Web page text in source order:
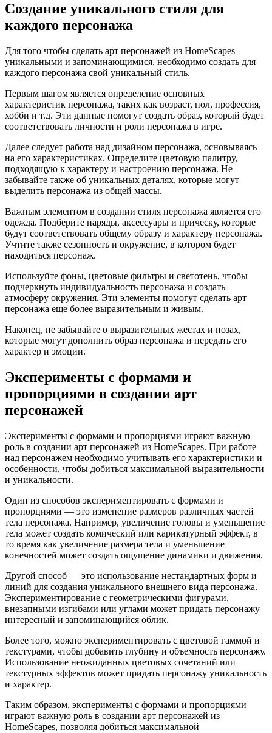
Создание уникального стиля для
каждого персонажа
Для того чтобы сделать арт персонажей из HomeScapes
уникальными и запоминающимися, необходимо создать для
каждого персонажа свой уникальный стиль.
Первым шагом является определение основных
характеристик персонажа, таких как возраст, пол, профессия,
хобби и т.д. Эти данные помогут создать образ, который будет
соответствовать личности и роли персонажа в игре.
Далее следует работа над дизайном персонажа, основываясь
на его характеристиках. Определите цветовую палитру,
подходящую к характеру и настроению персонажа. Не
забывайте также об уникальных деталях, которые могут
выделить персонажа из общей массы.
Важным элементом в создании стиля персонажа является его
одежда. Подберите наряды, аксессуары и прическу, которые
будут соответствовать общему образу и характеру персонажа.
Учтите также сезонность и окружение, в котором будет
находиться персонаж.
Используйте фоны, цветовые фильтры и светотень, чтобы
подчеркнуть индивидуальность персонажа и создать
атмосферу окружения. Эти элементы помогут сделать арт
персонажа еще более выразительным и живым.
Наконец, не забывайте о выразительных жестах и позах,
которые могут дополнить образ персонажа и передать его
характер и эмоции.
Эксперименты с формами и
пропорциями в создании арт
персонажей
Эксперименты с формами и пропорциями играют важную
роль в создании арт персонажей из HomeScapes. При работе
над персонажем необходимо учитывать его характеристики и
особенности, чтобы добиться максимальной выразительности
и уникальности.
Один из способов экспериментировать с формами и
пропорциями — это изменение размеров различных частей
тела персонажа. Например, увеличение головы и уменьшение
тела может создать комический или карикатурный эффект, в
то время как увеличение размера тела и уменьшение
конечностей может создать ощущение динамики и движения.
Другой способ — это использование нестандартных форм и
линий для создания уникального внешнего вида персонажа.
Экспериментирование с геометрическими фигурами,
внезапными изгибами или углами может придать персонажу
интересный и запоминающийся облик.
Более того, можно экспериментировать с цветовой гаммой и
текстурами, чтобы добавить глубину и объемность персонажу.
Использование неожиданных цветовых сочетаний или
текстурных эффектов может придать персонажу уникальность
и характер.
Таким образом, эксперименты с формами и пропорциями
играют важную роль в создании арт персонажей из
HomeScapes, позволяя добиться максимальной